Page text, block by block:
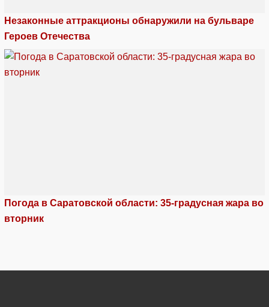
Незаконные аттракционы обнаружили на бульваре
Героев Отечества
Погода в Саратовской области: 35-градусная жара во
вторник